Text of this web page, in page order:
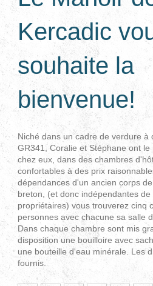
Kercadic
souhaite la
bienvenue!
Niché dans un cadre de verdure à
GR341, Coralie et Stéphane ont
chez eux, dans des chambres
confortables à des prix
dépendances d'un ancien corps
breton, (et donc indépendantes
propriétaires) vous trouverez cinq
personnes avec chacune sa salle
Dans chaque chambre sont mis
disposition une bouilloire avec
une bouteille d'eau minérale. Les
fournis.